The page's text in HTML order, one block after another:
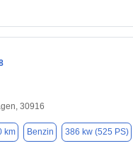
30916
km Benzin 386 kw (525 PS)